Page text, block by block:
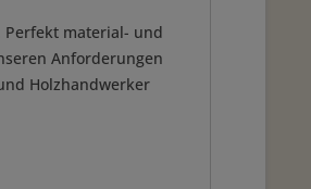
Perfekt material- und
Anforderungen
Holzhandwerker